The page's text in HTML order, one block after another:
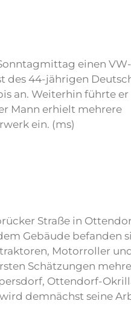
einen VW-
des 44-jährigen
an. Weiterhin führte er
Mann erhielt mehrere
ein. (ms)
Straße in
Gebäude befanden
Motorroller
Schätzungen
Ottendorf-
demnächst seine